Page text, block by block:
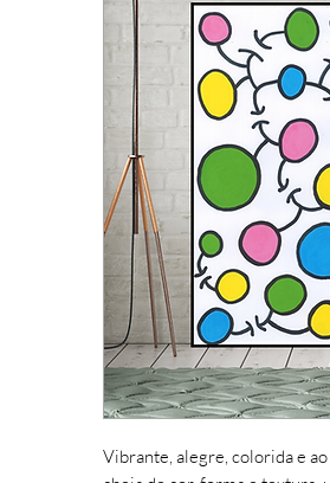
Vibrante, alegre, colorida e